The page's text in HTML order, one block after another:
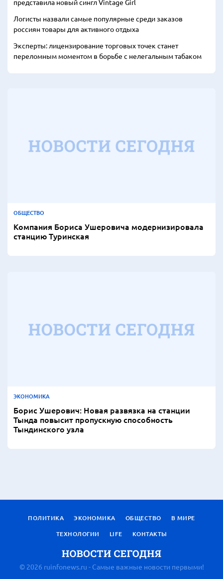
представила новый сингл Vintage Girl
Логисты назвали самые популярные среди заказов
россиян товары для активного отдыха
Эксперты: лицензирование торговых точек станет
переломным моментом в борьбе с нелегальным табаком
ОБЩЕСТВО
Компания Бориса Ушеровича модернизировала
станцию Туринская
ЭКОНОМИКА
Борис Ушерович: Новая развязка на станции
Тында повысит пропускную способность
Тындинского узла
ПОЛИТИКА ЭКОНОМИКА ОБЩЕСТВО
В МИРЕ
ТЕХНОЛОГИИ
LIFE КОНТАКТЫ
© 2026 ruinfonews.ru - Самые важные новости первыми!